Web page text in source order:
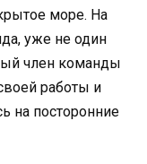
море. На
уже не один
член команды
работы и
на посторонние